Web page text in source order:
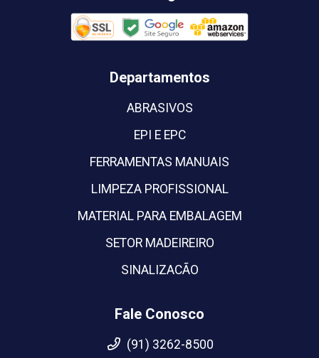
Departamentos
ABRASIVOS
EPI E EPC
FERRAMENTAS MANUAIS
LIMPEZA PROFISSIONAL
MATERIAL PARA EMBALAGEM
SETOR MADEIREIRO
SINALIZACÃO
Fale Conosco
(91) 3262-8500